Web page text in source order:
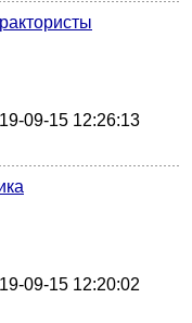
09-15 12:26:13
09-15 12:20:02